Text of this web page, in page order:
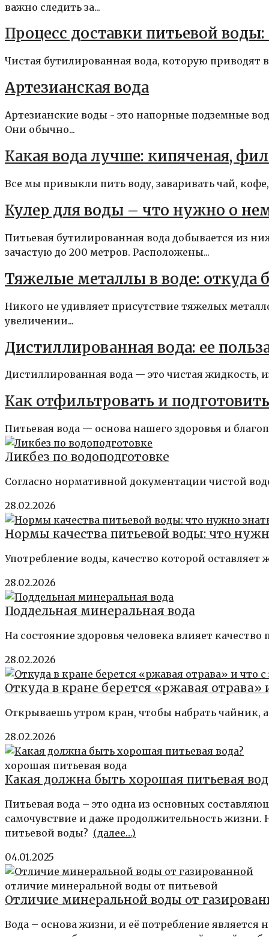
важно следить за...
Процесс доставки питьевой
Чистая бутилированная вода, которую приводят
Артезианская вода
Артезианские воды - это напорные подземные
Они обычно...
Какая вода лучше: кипяченая,
Все мы привыкли пить воду, заваривать чай,
Кулер для воды – что нужно о
Питьевая бутилированная вода добывается из
зачастую до 200 метров. Расположены...
Тяжелые металлы в воде: откуда
Никого не удивляет присутствие тяжелых
увеличении...
Дистиллированная вода: ее
Дистиллированная вода — это чистая жидкость,
Как отфильтровать и
Питьевая вода — основа нашего здоровья и
Ликбез по водоподготовке
Согласно нормативной документации чистой
28.02.2026
Нормы качества питьевой воды: что
Употребление воды, качество которой оставляет
28.02.2026
Поддельная минеральная вода
На состояние здоровья человека влияет
28.02.2026
Откуда в кране берется «ржавая отрава»
Открываешь утром кран, чтобы набрать чайник, а
28.02.2026
хорошая питьевая вода
Какая должна быть хорошая питьевая
Питьевая вода – это одна из основных
самочувствие и даже продолжительность жизни.
питьевой воды? (далее…)
04.01.2025
отличие минеральной воды от питьевой
Отличие минеральной воды от
Вода – основа жизни, и её потребление является